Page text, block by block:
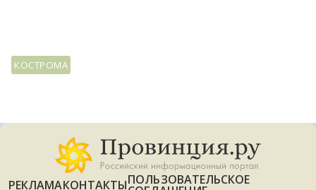
КОСТРОМА
РЕКЛАМАКОНТАКТЫПОЛЬЗОВАТЕЛЬСКОЕ